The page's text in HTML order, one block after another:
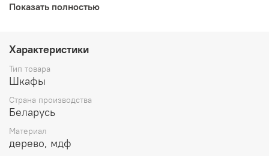
Фасад:МДФ, крашенный эмалью
Опоры:
Показать полностью
Характеристики
Тип товара
Шкафы
Страна производства
Беларусь
Материал
дерево, мдф